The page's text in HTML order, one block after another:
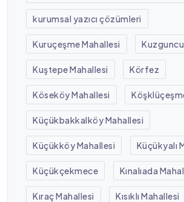
kurumsal yazıcı çözümleri
Kuruçeşme Mahallesi
Kuştepe Mahallesi Körfez
Köseköy Mahallesi
Küçükbakkalköy Mahallesi
Küçükköy Mahallesi Küçükyalı
Küçükçekmece Kınalıada
Kıraç Mahallesi Kısıklı Mahallesi